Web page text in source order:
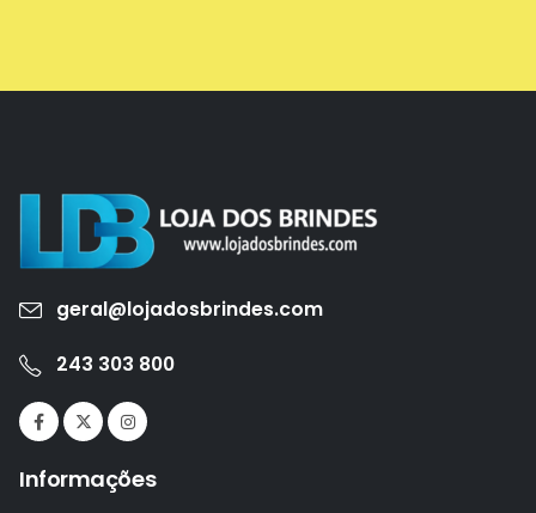
geral@lojadosbrindes.com
243 303 800
Informações